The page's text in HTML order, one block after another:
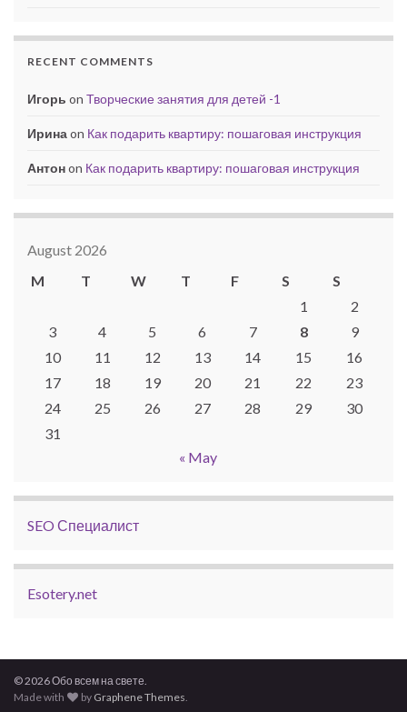
RECENT COMMENTS
Игорь on Творческие занятия для детей -1
Иринаon Как подарить квартиру: пошаговая инструкция
Антонon Как подарить квартиру: пошаговая инструкция
August 2026
M
T W T F S
S
1
2
3
4 5 6 7 8
9
10
11 12 13 14 15
16
17
18 19 20 21 22
23
24
25 26 27 28 29
30
31
« May
SEO Специалист
Esotery.net
© 2026 Обо всем на свете.
Made with
by Graphene Themes.